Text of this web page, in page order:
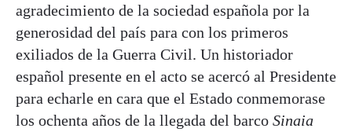
agradecimiento de la sociedad española por la
generosidad del país para con los primeros
exiliados de la Guerra Civil. Un historiador
español presente en el acto se acercó al Presidente
para echarle en cara que el Estado conmemorase
los ochenta años de la llegada del barco Sinaia